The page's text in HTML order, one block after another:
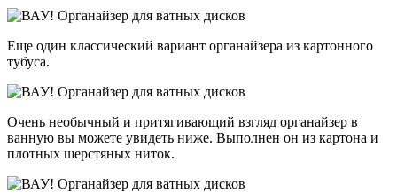
Еще один классический вариант органайзера из картонного
тубуса.
Очень необычный и притягивающий взгляд органайзер в
ванную вы можете увидеть ниже. Выполнен он из картона и
плотных шерстяных ниток.